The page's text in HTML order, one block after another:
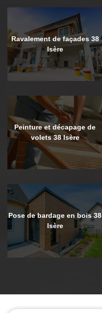
Ravalement de façades 38
Isère
Peinture et décapage de
volets 38 Isère
Pose de bardage en bois 38
Isère